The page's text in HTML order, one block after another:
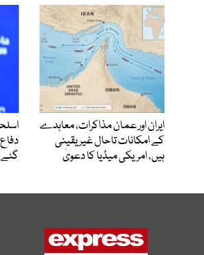
ایران اور عمان مذاکرات، معاہدے
کے امکانات تاحال غیر یقینی
ہیں، امریکی میڈیا کا دعویٰ